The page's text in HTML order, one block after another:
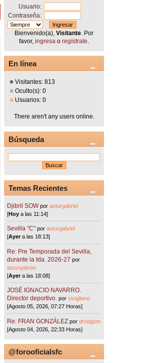
Usuario:
Contraseña:
Bienvenido(a),Visitante . Por
favor,ingresa oregístrate
En línea
Visitantes: 813
Oculto(s): 0
Usuarios: 0
There aren't any users online.
Búsqueda
Temas Recientes
Djibril SOW porasturgabriel
[Hoy a las 11:14]
Sevilla "C"porasturgabriel
[Ayera las 18:13]
Re: Pre Temporada del Sevilla,
durante la tda. 2026-27 por
asturgabriel
[Ayera las 18:08]
JOSÉ IGNACIO NAVARRO.
Director deportivo. porsivigliano
[Agosto 05, 2026, 07:27 Horas]
Re: FRAN GONZÁLEZ pordrodgom
[Agosto 04, 2026, 22:33 Horas]
@forooficialsfc